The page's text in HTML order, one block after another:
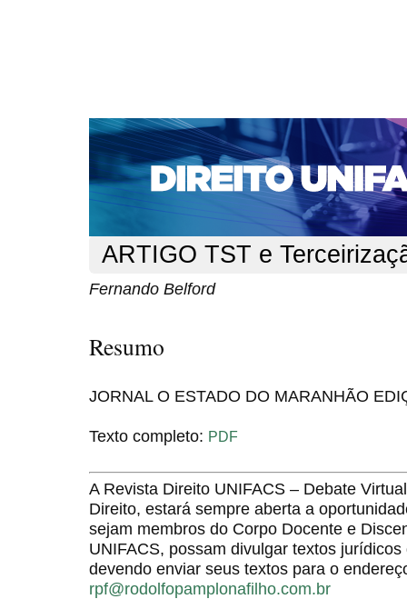
CAPA SOBRE ACESSO CADASTRO
NOTÍCIAS
EDIÇÕES DE Nº 1 A 100 WEBMAIL
Capa>n. 136 (2011) > Belford
ARTIGO TST e
Fernando Belford
Resumo
JORNAL O ESTADO DO MARANHÃO
Texto completo: PDF
A Revista Direito UNIFACS – Debate
Direito, estará sempre aberta a
sejam membros do Corpo Docente e
UNIFACS, possam divulgar textos
devendo enviar seus textos para o
rpf@rodolfopamplonafilho.com.br